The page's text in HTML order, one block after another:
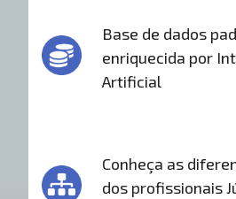
Base de dados
enriquecida por
Artificial
Conheça as
dos profissionais